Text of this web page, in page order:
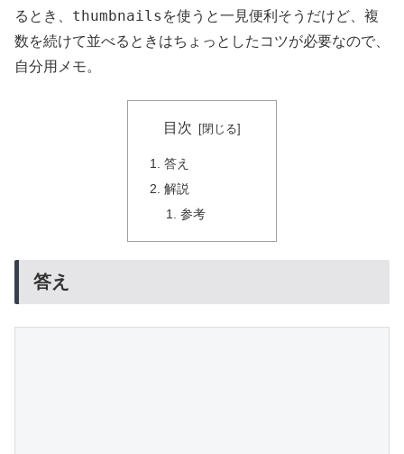
るとき、 thumbnails を使うと一見便利そうだけど、複
数を続けて並べるときはちょっとしたコツが必要なので、
自分用メモ。
目次
答え
解説
参考
答え